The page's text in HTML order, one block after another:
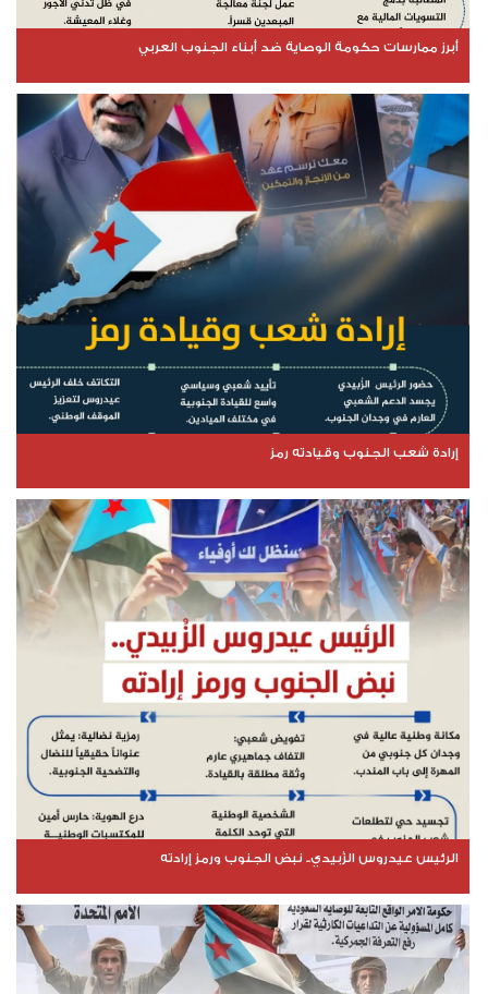
أبرز ممارسات حكومة الوصاية ضد أبناء الجنوب العربي
إرادة شعب الجنوب وقيادته رمز
الرئيس عيدروس الزُبيدي.. نبض الجنوب ورمز إرادته